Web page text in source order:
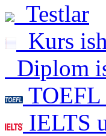
Testlar
Kurs
Diplom
TOEFL
IELTS